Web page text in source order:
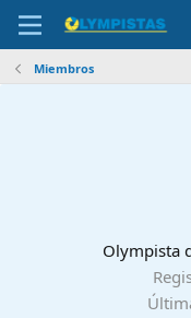
Miembros
Olympista